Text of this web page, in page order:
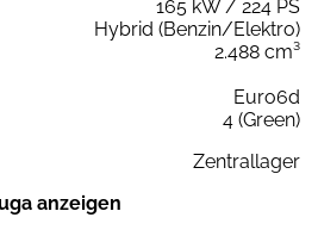
165 kW / 224 PS
Hybrid (Benzin/Elektro)
2.488 cm³
Euro6d
4 (Green)
Zentrallager
anzeigen